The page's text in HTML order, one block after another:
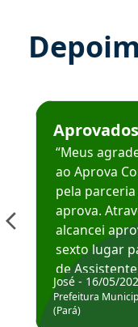
Estudante José
Aprovados
“Meus
ao Aprova
pela
aprova.
alcancei
sexto lugar
de
Hoje estou
Prefeitura de
José - 16/05/
Prefeitura
(Pará)